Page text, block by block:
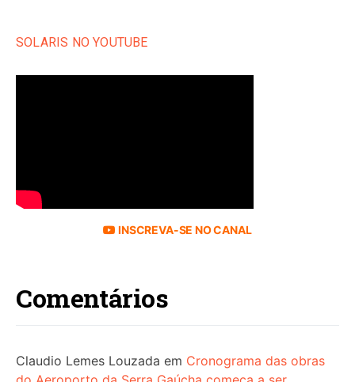
SOLARIS NO YOUTUBE
INSCREVA-SE NO CANAL
Comentários
Claudio Lemes Louzada em Cronograma das obras